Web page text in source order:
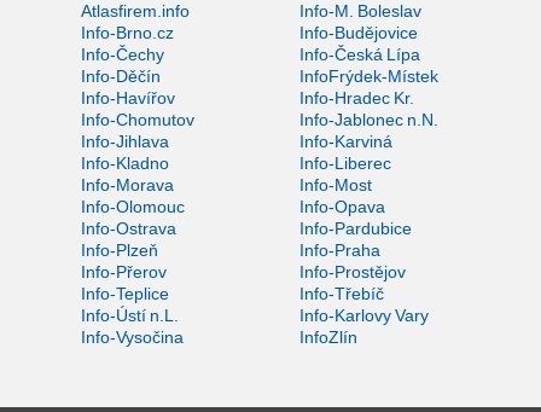
Atlasfirem.info
Info-M. Boleslav
Info-Brno.cz
Info-Budějovice
Info-Čechy
Info-Česká Lípa
Info-Děčín
InfoFrýdek-Místek
Info-Havířov
Info-Hradec Kr.
Info-Chomutov
Info-Jablonec n.N.
Info-Jihlava
Info-Karviná
Info-Kladno
Info-Liberec
Info-Morava
Info-Most
Info-Olomouc
Info-Opava
Info-Ostrava
Info-Pardubice
Info-Plzeň
Info-Praha
Info-Přerov
Info-Prostějov
Info-Teplice
Info-Třebíč
Info-Ústí n.L.
Info-Karlovy Vary
Info-Vysočina
InfoZlín